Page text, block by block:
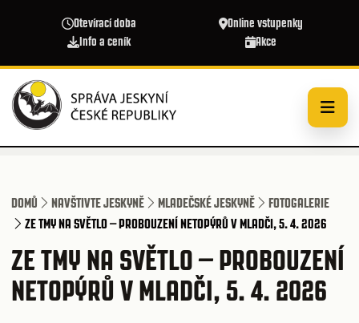
Otevírací doba
Online vstupenky
Info a ceník
Akce
DOMŮ NAVŠTIVTE JESKYNĚ MLADEČSKÉ JESKYNĚ
FOTOGALERIE
ZE TMY NA SVĚTLO – PROBOUZENÍ NETOPÝRŮ V MLADČI, 5. 4. 2026
ZE TMY NA SVĚTLO – PROBOUZENÍ
NETOPÝRŮ V MLADČI, 5. 4. 2026